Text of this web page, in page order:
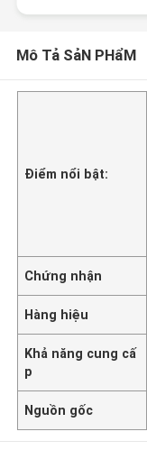
Mô Tả SảN PHẩM
Điểm nổi bật:
Chứng nhận
Hàng hiệu
Khả năng cung cấ
p
Nguồn gốc